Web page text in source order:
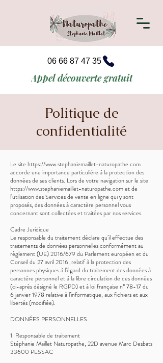
06 66 87 47 35
Appel découverte gratuit
Politique de
confidentialité
Le site https://www.stephaniemaillet-naturopathe.com
accorde une importance particulière à la protection des
données de ses clients. Lors de votre navigation sur le site
https://www.stephaniemaillet-naturopathe.comet de
l’utilisation des Services de vente en ligne qui y sont
proposés, des données à caractère personnel vous
concernant sont collectées et traitées par nos services.
Cadre Juridique
Le responsable du traitement déclare qu’il effectue des
traitements de données personnelles conformément au
règlement (UE) 2016/679 du Parlement européen et du
Conseil du 27 avril 2016, relatif à la protection des
personnes physiques à l’égard du traitement des données à
caractère personnel et à la libre circulation de ces données
(ci-après désigné le RGPD) et à loi française n° 78-17 du
6 janvier 1978 relative à l’informatique, aux fichiers et aux
libertés (modifiée).
DONNÉES PERSONNELLES
1. Responsable de traitement
Stéphanie Maillet Naturopathe, 22D avenue Marc Desbats
33600 PESSAC